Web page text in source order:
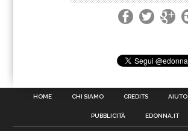
HOME CHI SIAMO CREDITS AIUTO
PUBBLICITÀ EDONNA.IT